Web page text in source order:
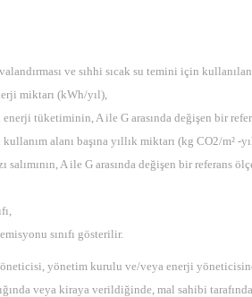
ve sıhhi sıcak su temini için
miktarı (kWh/yıl),
tüketiminin, A ile G arasında değişen bir
alanı başına yıllık miktarı (kg CO2/m² -
salımının, A ile G arasında değişen bir referans
sınıfı gösterilir.
yönetim kurulu ve/veya enerji
veya kiraya verildiğinde, mal sahibi